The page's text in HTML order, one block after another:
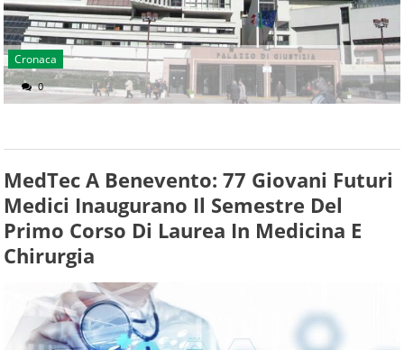
Cronaca
0
MedTec A Benevento: 77 Giovani Futuri
Medici Inaugurano Il Semestre Del
Primo Corso Di Laurea In Medicina E
Chirurgia